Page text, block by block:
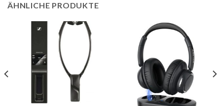
ÄHNLICHE PRODUKTE